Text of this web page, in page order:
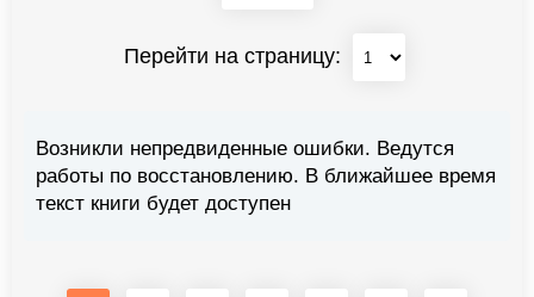
Перейти на страницу:
Возникли непредвиденные ошибки. Ведутся
работы по восстановлению. В ближайшее время
текст книги будет доступен